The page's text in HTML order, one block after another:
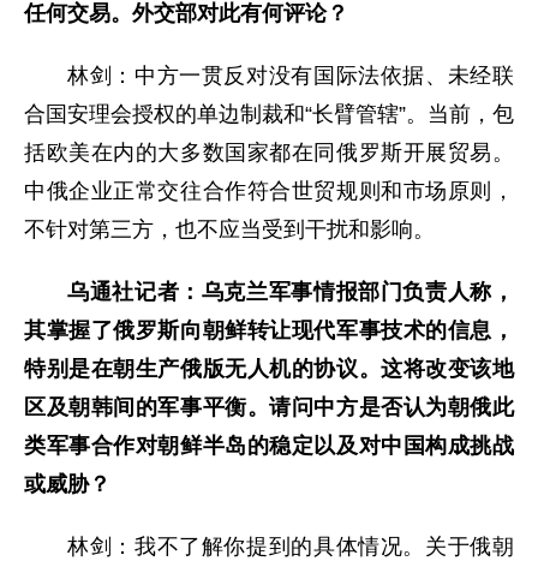
任何交易。外交部对此有何评论？
林剑：中方一贯反对没有国际法依据、未经联
合国安理会授权的单边制裁和“长臂管辖”。当前，包
括欧美在内的大多数国家都在同俄罗斯开展贸易。
中俄企业正常交往合作符合世贸规则和市场原则，
不针对第三方，也不应当受到干扰和影响。
乌通社记者：乌克兰军事情报部门负责人称，
其掌握了俄罗斯向朝鲜转让现代军事技术的信息，
特别是在朝生产俄版无人机的协议。这将改变该地
区及朝韩间的军事平衡。请问中方是否认为朝俄此
类军事合作对朝鲜半岛的稳定以及对中国构成挑战
或威胁？
林剑：我不了解你提到的具体情况。关于俄朝